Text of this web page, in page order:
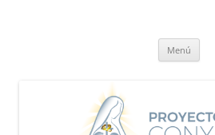
Menú